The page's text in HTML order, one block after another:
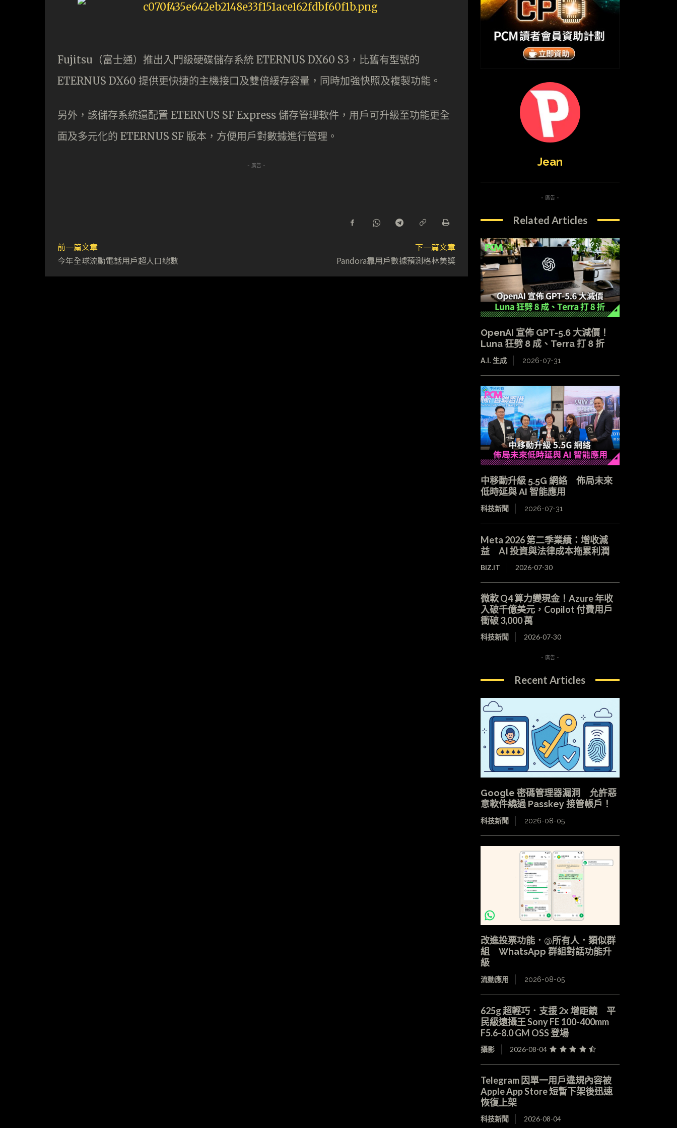
Fujitsu（富士通）推出入門級硬碟儲存系統 ETERNUS DX60 S3，比舊有型號的
ETERNUS DX60 提供更快捷的主機接口及雙倍緩存容量，同時加強快照及複製功能。
另外，該儲存系統還配置 ETERNUS SF Express 儲存管理軟件，用戶可升級至功能更全
面及多元化的 ETERNUS SF 版本，方便用戶對數據進行管理。
- 廣告 -
前一篇文章
今年全球流動電話用戶超人口總數
下一篇文章
Pandora靠用戶數據預測格林美獎
Jean
- 廣告 -
Related Articles
OpenAI 宣佈 GPT-5.6 大減價！
Luna 狂劈 8 成、Terra 打 8 折
A.I. 生成 2026-07-31
中移動升級 5.5G 網絡 佈局未來
低時延與 AI 智能應用
科技新聞 2026-07-31
Meta 2026 第二季業績：增收減
益 AI 投資與法律成本拖累利潤
BIZ.IT 2026-07-30
微軟 Q4 算力變現金！Azure 年收
入破千億美元，Copilot 付費用戶
衝破 3,000 萬
科技新聞 2026-07-30
- 廣告 -
Recent Articles
Google 密碼管理器漏洞 允許惡
意軟件繞過 Passkey 接管帳戶！
科技新聞 2026-08-05
改進投票功能．@所有人．類似群
組 WhatsApp 群組對話功能升
級
流動應用 2026-08-05
625g 超輕巧．支援 2x 增距鏡 平
民級遠攝王 Sony FE 100-400mm
F5.6-8.0 GM OSS 登場
攝影 2026-08-04
Telegram 因單一用戶違規內容被
Apple App Store 短暫下架後迅速
恢復上架
科技新聞 2026-08-04